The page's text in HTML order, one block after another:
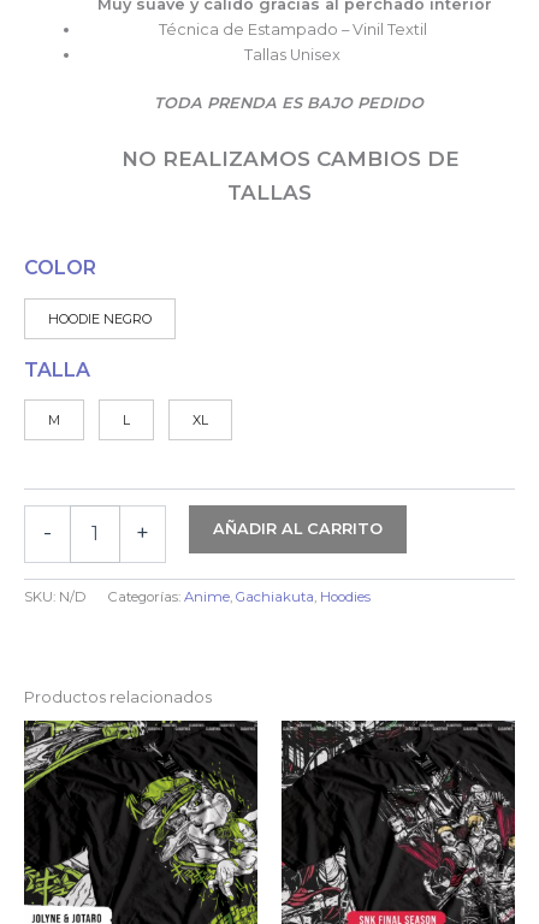
Muy suave y cálido gracias al perchado interior
Técnica de Estampado – Vinil Textil
Tallas Unisex
TODA PRENDA ES BAJO PEDIDO
NO REALIZAMOS CAMBIOS DE
TALLAS
COLOR
HOODIE NEGRO
TALLA
M L XL
-
GACHIAKUTA
|
CLEANERS
+ AÑADIR AL CARRITO
SKU: N/D Categorías: Anime, Gachiakuta, Hoodies
Productos relacionados